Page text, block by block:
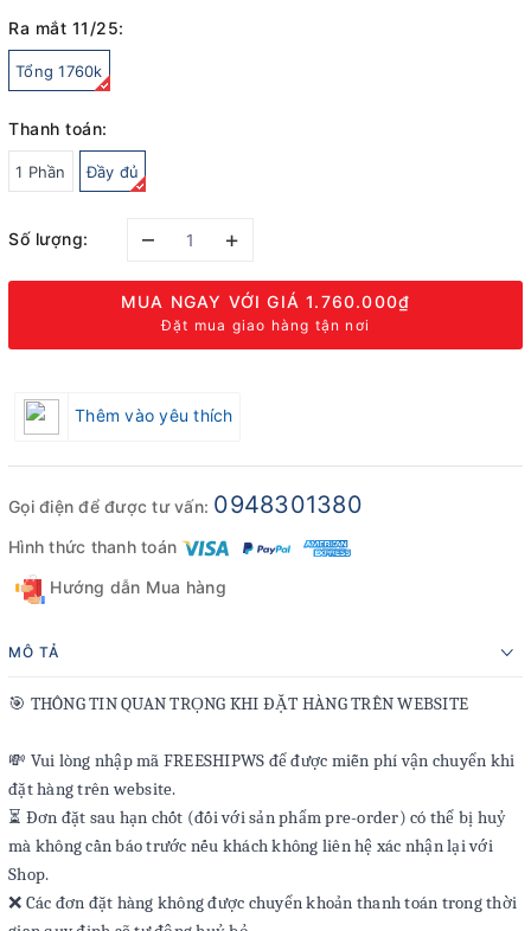
Ra mắt 11/25:
Tổng 1760k
Thanh toán:
1 Phần Đầy đủ
Số lượng: – +
MUA NGAY VỚI GIÁ1.760.000₫
Đặt mua giao hàng tận nơi
Thêm vào yêu thích
Gọi điện để được tư vấn: 0948301380
Hình thức thanh toán
Hướng dẫn Mua hàng
MÔ TẢ
🎯 THÔNG TIN QUAN TRỌNG KHI ĐẶT HÀNG TRÊN WEBSITE
💸 Vui lòng nhập mã FREESHIPWS để được miễn phí vận chuyển khi
đặt hàng trên website.
⏳ Đơn đặt sau hạn chốt (đối với sản phẩm pre-order) có thể bị huỷ
mà không cần báo trước nếu khách không liên hệ xác nhận lại với
Shop.
❌ Các đơn đặt hàng không được chuyển khoản thanh toán trong thời